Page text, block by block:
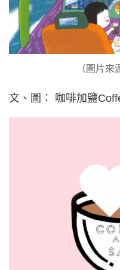
（圖片來
文、圖： 咖啡加鹽